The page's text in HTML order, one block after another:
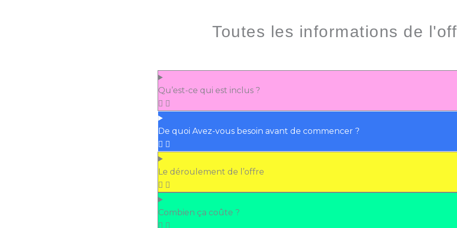
Toutes les informations de
Qu’est-ce qui est inclus ?
De quoi Avez-vous besoin avant de commencer ?
Le déroulement de l’offre
Combien ça coûte ?